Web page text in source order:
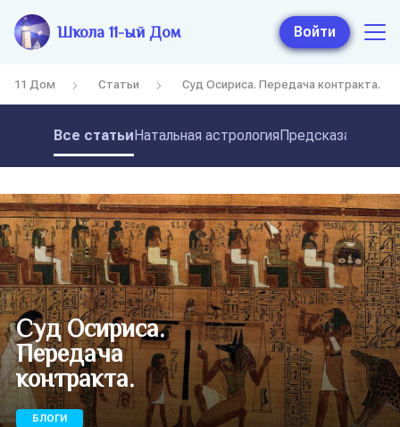
Школа 11-ый Дом Войти
11 Дом Статьи Суд Осириса. Передача контракта.
Все статьиНатальная астрология
Суд Осириса.
Передача
контракта.
БЛОГИ